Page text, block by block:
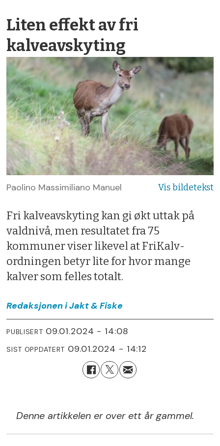
Liten effekt av fri
kalveavskyting
Paolino Massimiliano Manuel
Fri kalveavskyting kan gi økt uttak på
valdnivå, men resultatet fra 75
kommuner viser likevel at FriKalv-
ordningen betyr lite for hvor mange
kalver som felles totalt.
Redaksjonen iJakt & Fiske
PUBLISERT 09.01.2024 - 14:08
SIST OPPDATERT 09.01.2024 - 14:12
Denne artikkelen er over ett år gammel.